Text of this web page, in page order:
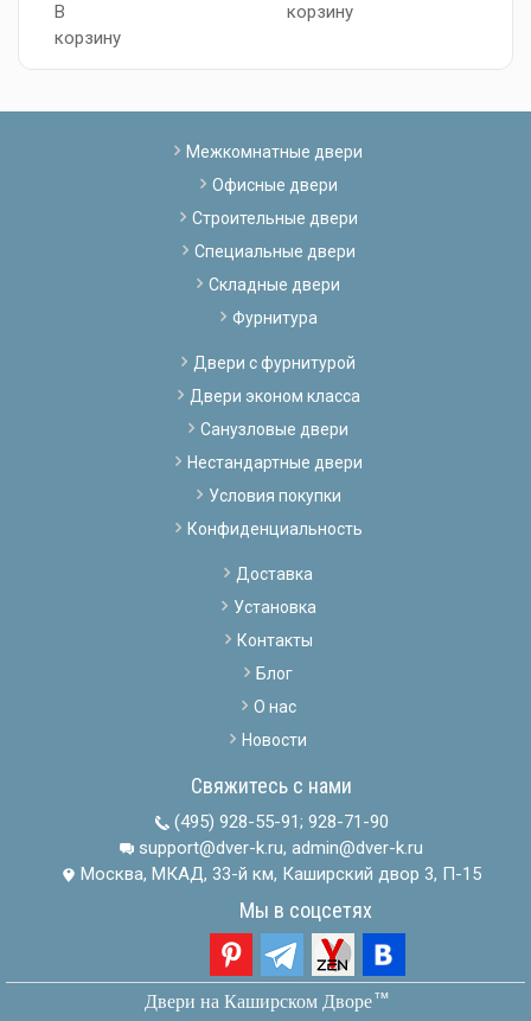
В
корзину
корзину
Межкомнатные двери
Офисные двери
Строительные двери
Специальные двери
Складные двери
Фурнитура
Двери с фурнитурой
Двери эконом класса
Санузловые двери
Нестандартные двери
Условия покупки
Конфиденциальность
Доставка
Установка
Контакты
Блог
О нас
Новости
Свяжитесь с нами
(495) 928-55-91; 928-71-90
support@dver-k.ru, admin@dver-k.ru
Москва, МКАД, 33-й км, Каширский двор 3, П-15
Мы в соцсетях
Двери на Каширском Дворетм